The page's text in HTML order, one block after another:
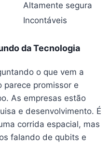
Altamente segura
Incontáveis
da Tecnologia
o que vem a
parece promissor e
As empresas estão
e desenvolvimento. É
corrida espacial, mas
falando de qubits e